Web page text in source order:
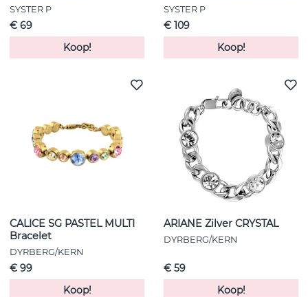
SYSTER P
€ 69
Koop!
SYSTER P
€ 109
Koop!
CALICE SG PASTEL MULTI
Bracelet
DYRBERG/KERN
€ 99
Koop!
ARIANE Zilver CRYSTAL
DYRBERG/KERN
€ 59
Koop!